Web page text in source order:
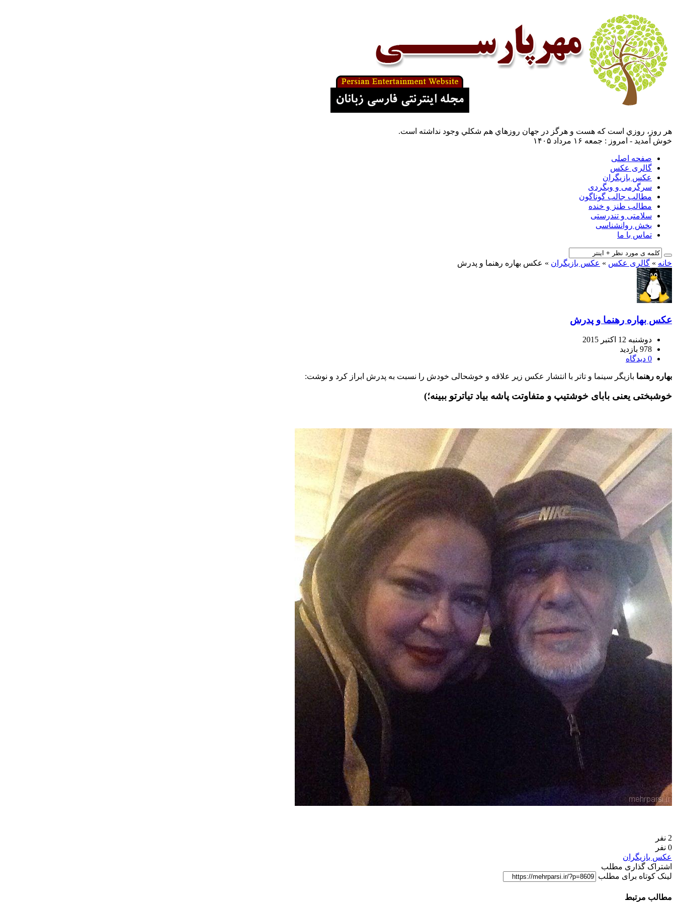
هر روز، روزي است كه هست و هرگز در جهان روزهاي هم شكلي وجود نداشته است.
خوش آمدید - امروز : جمعه ۱۶ مرداد ۱۴۰۵
صفحه اصلی
گالری عکس
عکس بازیگران
سرگرمی و وبگردی
مطالب جالب گوناگون
مطالب طنز و خنده
سلامتی و تندرستی
بخش روانشناسی
تماس با ما
خانه » گالری عکس » عکس بازیگران » عکس بهاره رهنما و پدرش
عکس بهاره رهنما و پدرش
دوشنبه 12 اکتبر 2015
978 بازدید
0 دیدگاه
بهاره رهنما بازیگر سینما و تاتر با انتشار عکس زیر علاقه و خوشحالی خودش را نسبت به پدرش ابراز کرد و نوشت:
خوشبختی يعنی بابای خوشتيپ و متفاوتت پاشه بياد تياترتو ببينه؛)
2 نفر
0 نفر
عکس بازیگران
اشتراک گذاری مطلب
لینک کوتاه برای مطلب
مطالب مرتبط